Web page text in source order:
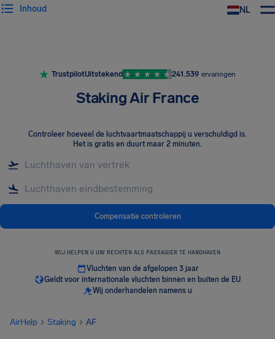
NL
Inhoud
TrustpilotUitstekend 241.539 ervaringen
Staking Air France
Controleer hoeveel de luchtvaartmaatschappij u verschuldigd is.
Het is gratis en duurt maar 2 minuten.
Compensatie controleren
WIJ HELPEN U UW RECHTEN ALS PASSAGIER TE HANDHAVEN
Vluchten van de afgelopen 3 jaar
Geldt voor internationale vluchten binnen en buiten de EU
Wij onderhandelen namens u
AirHelp Staking AF